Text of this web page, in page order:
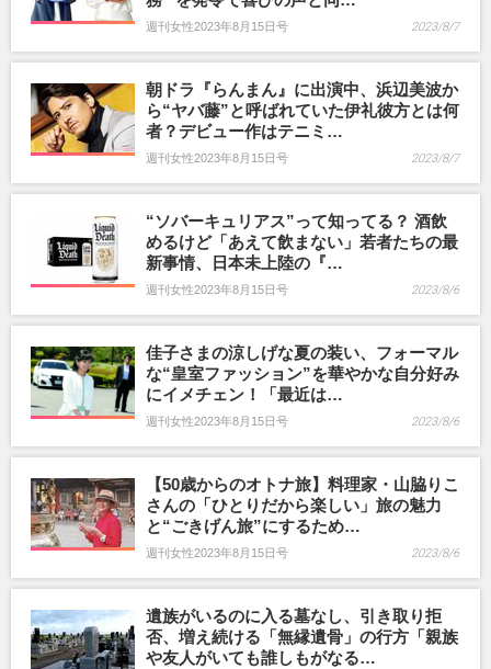
週刊女性2023年8月15日号 2023/8/7
朝ドラ『らんまん』に出演中、浜辺美波か
ら“ヤバ藤”と呼ばれていた伊礼彼方とは何
者？デビュー作はテニミ…
週刊女性2023年8月15日号 2023/8/7
“ソバーキュリアス”って知ってる？ 酒飲
めるけど「あえて飲まない」若者たちの最
新事情、日本未上陸の『…
週刊女性2023年8月15日号 2023/8/6
佳子さまの涼しげな夏の装い、フォーマル
な“皇室ファッション”を華やかな自分好み
にイメチェン！「最近は…
週刊女性2023年8月15日号 2023/8/6
【50歳からのオトナ旅】料理家・山脇りこ
さんの「ひとりだから楽しい」旅の魅力
と“ごきげん旅”にするため…
週刊女性2023年8月15日号 2023/8/6
遺族がいるのに入る墓なし、引き取り拒
否、増え続ける「無縁遺骨」の行方「親族
や友人がいても誰しもがなる…